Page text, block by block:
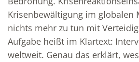
Krisenbewältigung im globalen
nichts mehr zu tun mit
Aufgabe heißt im Klartext:
weltweit. Genau das erklärt,